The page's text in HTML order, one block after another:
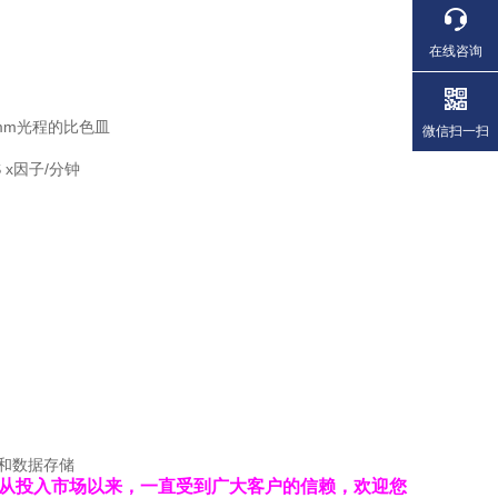
光程的比色皿
因子/分钟
数据存储
投入市场以来，一直受到广大客户的信赖，欢迎您
在线咨询
微信扫一扫